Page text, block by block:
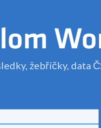
žebříčky, data